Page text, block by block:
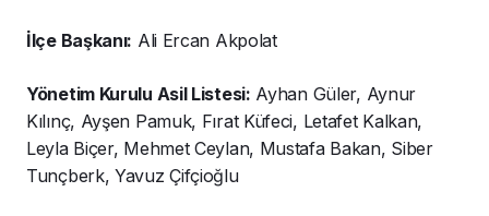
İlçe Başkanı: Ali Ercan Akpolat
Yönetim Kurulu Asil Listesi: Ayhan Güler, Aynur
Kılınç, Ayşen Pamuk, Fırat Küfeci, Letafet Kalkan,
Leyla Biçer, Mehmet Ceylan, Mustafa Bakan, Siber
Tunçberk, Yavuz Çifçioğlu